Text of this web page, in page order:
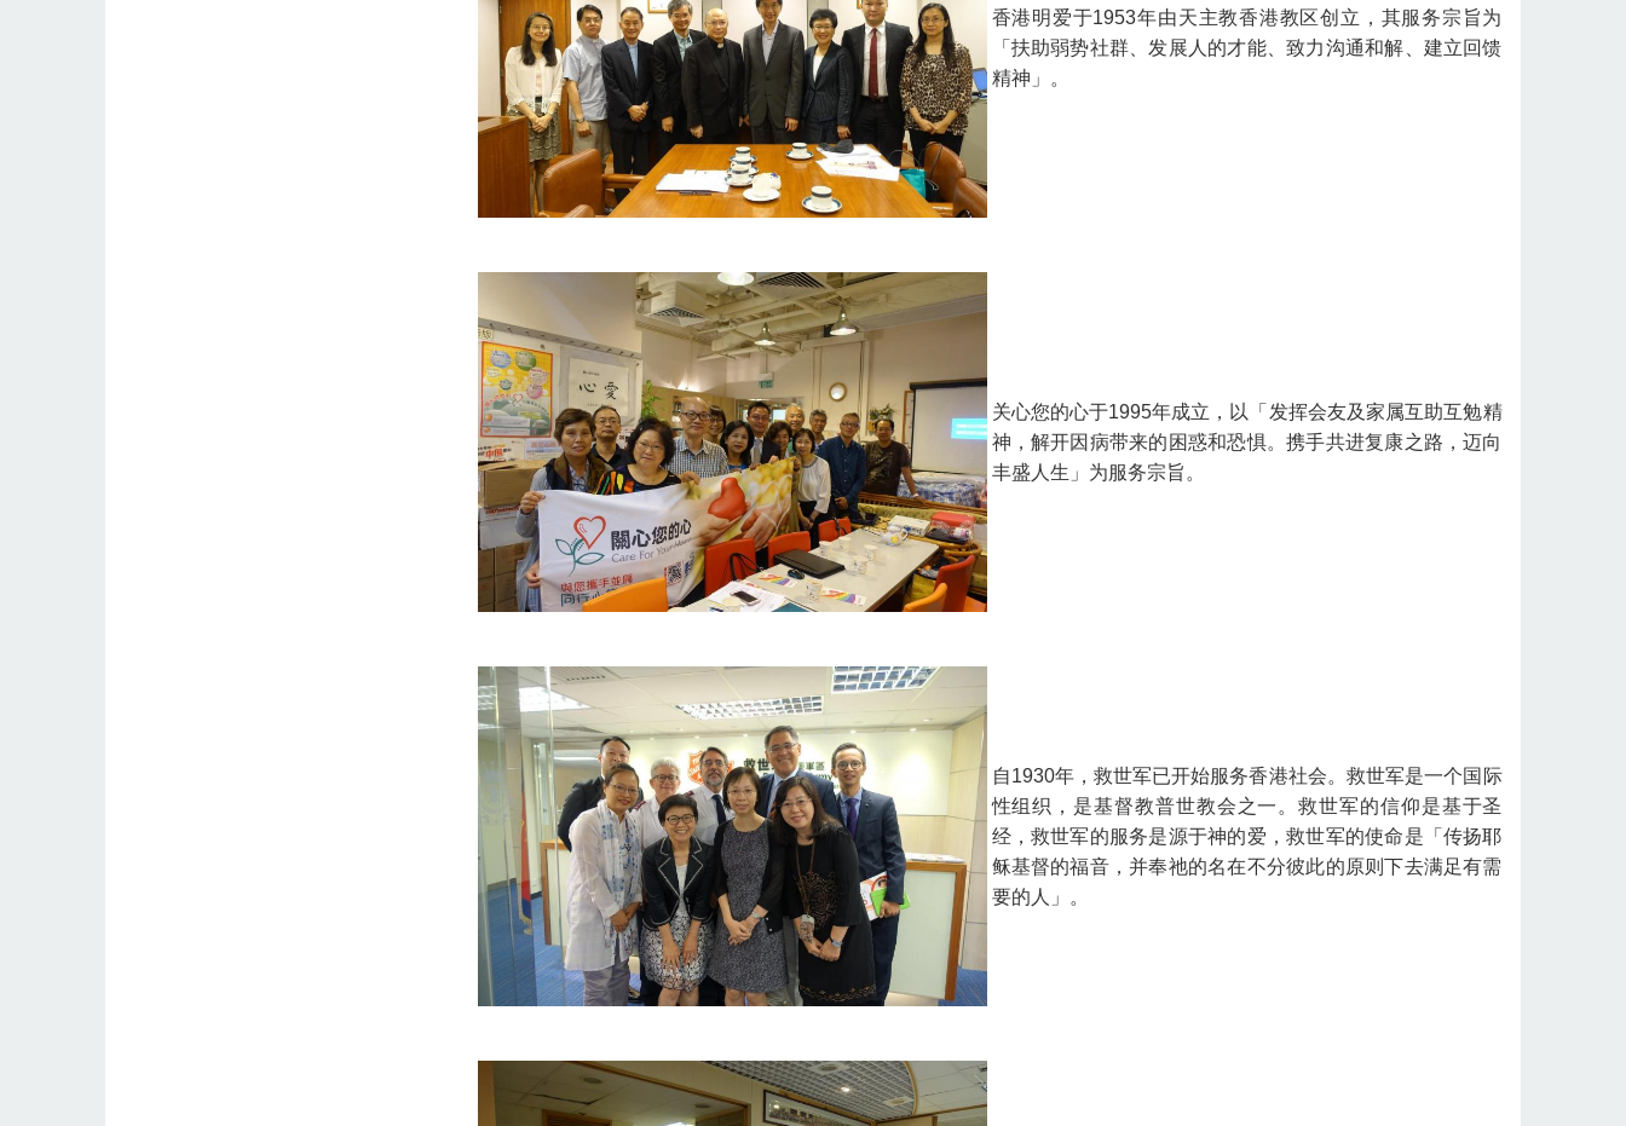
香港明爱于1953年由天主教香港教区创立，其服务宗旨为
「扶助弱势社群、发展人的才能、致力沟通和解、建立回馈
精神」。
关心您的心于1995年成立，以「发挥会友及家属互助互勉精
神，解开因病带来的困惑和恐惧。携手共进复康之路，迈向
丰盛人生」为服务宗旨。
自1930年，救世军已开始服务香港社会。救世军是一个国际
性组织，是基督教普世教会之一。救世军的信仰是基于圣
经，救世军的服务是源于神的爱，救世军的使命是「传扬耶
稣基督的福音，并奉祂的名在不分彼此的原则下去满足有需
要的人」。